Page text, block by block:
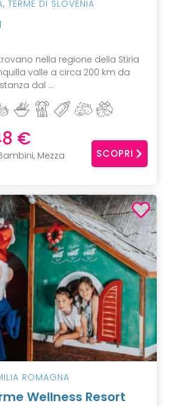
, TERME DI SLOVENIA
nella regione della Stiria
valle a circa 200 km da
dal ...
€
Mezza
SCOPRI
ROMAGNA
Wellness Resort